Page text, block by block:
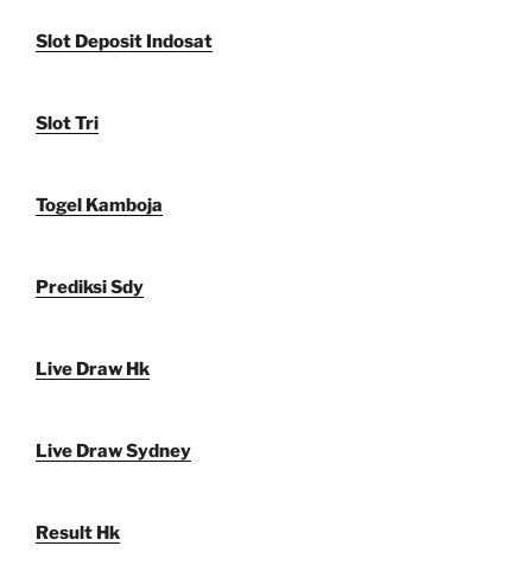
Slot Deposit Indosat
Slot Tri
Togel Kamboja
Prediksi Sdy
Live Draw Hk
Live Draw Sydney
Result Hk